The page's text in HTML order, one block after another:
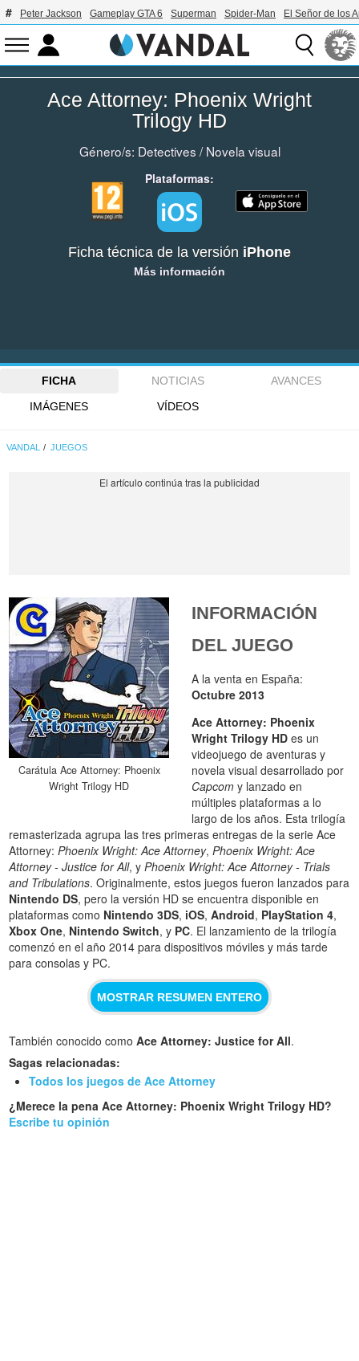
Peter Jackson Gameplay GTA 6 Superman Spider-Man El Señor de los
Ace Attorney: Phoenix Wright
Trilogy HD
Género/s: Detectives/Novela visual
Plataformas:
Ficha técnica de la versión iPhone
Más información
FICHA NOTICIAS
AVANCES
IMÁGENES
VÍDEOS
VANDAL JUEGOS
Carátula Ace Attorney: Phoenix
Wright Trilogy HD
INFORMACIÓN
DEL JUEGO
A la venta en España:
Octubre 2013
Ace Attorney: Phoenix
Wright Trilogy HD es un
videojuego de aventuras y
novela visual desarrollado por
Capcom y lanzado en
múltiples plataformas a lo
largo de los años. Esta trilogía
remasterizada agrupa las tres primeras entregas de la serie Ace
Attorney:Phoenix Wright: Ace Attorney,Phoenix Wright: Ace
Attorney - Justice for All, yPhoenix Wright: Ace Attorney - Trials
and Tribulations. Originalmente, estos juegos fueron lanzados para
Nintendo DS, pero la versión HD se encuentra disponible en
plataformas como Nintendo 3DS, iOS,Android, PlayStation 4,
Xbox One, Nintendo Switch, y PC. El lanzamiento de la trilogía
comenzó en el año 2014 para dispositivos móviles y más tarde
para consolas y PC.
MOSTRAR RESUMEN ENTERO
También conocido comoAce Attorney: Justice for All.
Sagas relacionadas:
Todos los juegos de Ace Attorney
¿Merece la pena Ace Attorney: Phoenix Wright Trilogy HD?
Escribe tu opinión